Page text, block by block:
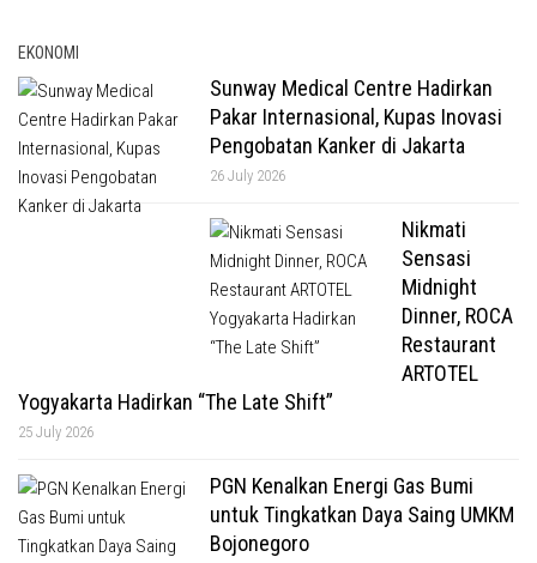
EKONOMI
Sunway Medical Centre Hadirkan
Pakar Internasional, Kupas Inovasi
Pengobatan Kanker di Jakarta
26 July 2026
Nikmati
Sensasi
Midnight
Dinner, ROCA
Restaurant
ARTOTEL
Yogyakarta Hadirkan “The Late Shift”
25 July 2026
PGN Kenalkan Energi Gas Bumi
untuk Tingkatkan Daya Saing UMKM
Bojonegoro